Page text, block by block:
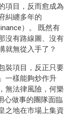
項目，反而愈成為
糾纏多年的
）。 既然有
沒有路線圖、沒有
就無從入手了？
裝項目，反正只要
一樣能夠炒作升
無法律風險，何樂
心做事的團隊面臨
之地在市場上集資